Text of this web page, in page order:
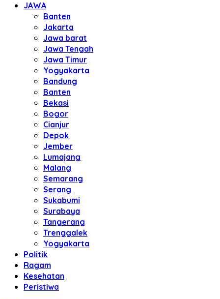
JAWA
Banten
Jakarta
Jawa barat
Jawa Tengah
Jawa Timur
Yogyakarta
Bandung
Banten
Bekasi
Bogor
Cianjur
Depok
Jember
Lumajang
Malang
Semarang
Serang
Sukabumi
Surabaya
Tangerang
Trenggalek
Yogyakarta
Politik
Ragam
Kesehatan
Peristiwa